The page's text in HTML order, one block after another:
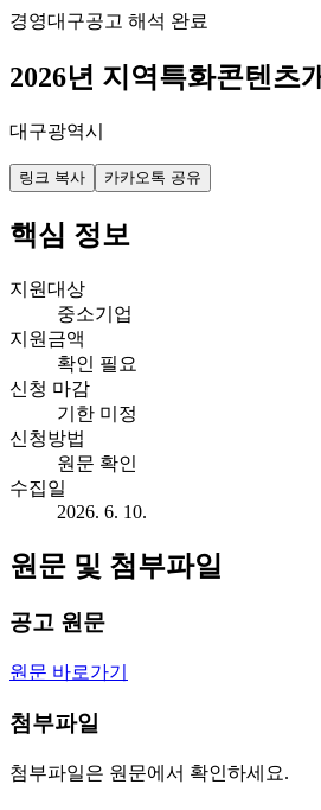
경영대구공고 해석 완료
2026년 지역특화콘텐츠
대구광역시
링크 복사 카카오톡 공유
핵심 정보
지원대상
중소기업
지원금액
확인 필요
신청 마감
기한 미정
신청방법
원문 확인
수집일
2026. 6. 10.
원문 및 첨부파일
공고 원문
원문 바로가기
첨부파일
첨부파일은 원문에서 확인하세요.